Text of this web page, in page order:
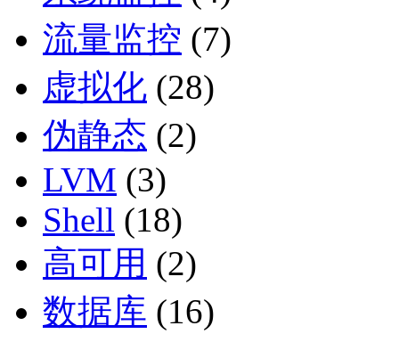
流量监控 (7)
虚拟化 (28)
伪静态 (2)
LVM (3)
Shell (18)
高可用 (2)
数据库 (16)